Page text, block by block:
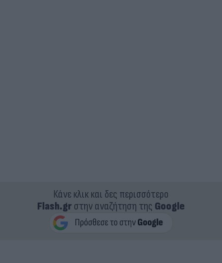
Κάνε κλικ και δες περισσότερο
Flash.grστην αναζήτηση της Google